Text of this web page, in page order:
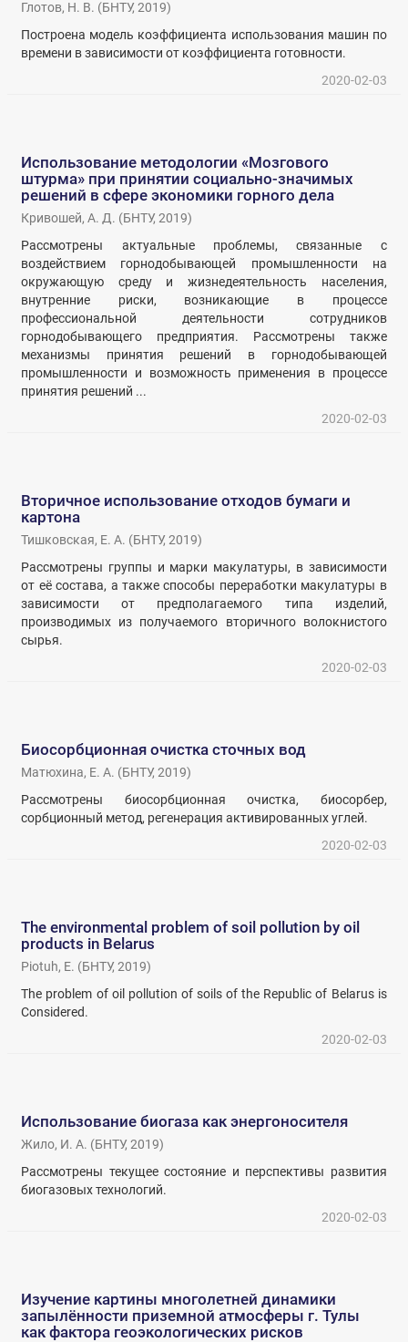
Глотов, Н. В. (БНТУ,2019)
Построена модель коэффициента использования машин по
времени в зависимости от коэффициента готовности.
2020-02-03
Использование методологии «Мозгового
штурма» при принятии социально-значимых
решений в сфере экономики горного дела
Кривошей, А. Д. (БНТУ,2019)
Рассмотрены актуальные проблемы, связанные с
воздействием горнодобывающей промышленности на
окружающую среду и жизнедеятельность населения,
внутренние риски, возникающие в процессе
профессиональной деятельности сотрудников
горнодобывающего предприятия. Рассмотрены также
механизмы принятия решений в горнодобывающей
промышленности и возможность применения в процессе
принятия решений ...
2020-02-03
Вторичное использование отходов бумаги и
картона
Тишковская, Е. А. (БНТУ,2019)
Рассмотрены группы и марки макулатуры, в зависимости
от её состава, а также способы переработки макулатуры в
зависимости от предполагаемого типа изделий,
производимых из получаемого вторичного волокнистого
сырья.
2020-02-03
Биосорбционная очистка сточных вод
Матюхина, Е. А. (БНТУ,2019)
Рассмотрены биосорбционная очистка, биосорбер,
сорбционный метод, регенерация активированных углей.
2020-02-03
The environmental problem of soil pollution by oil
products in Belarus
Piotuh, Е. (БНТУ,2019)
The problem of oil pollution of soils of the Republic of Belarus is
Considered.
2020-02-03
Использование биогаза как энергоносителя
Жило, И. А. (БНТУ,2019)
Рассмотрены текущее состояние и перспективы развития
биогазовых технологий.
2020-02-03
Изучение картины многолетней динамики
запылённости приземной атмосферы г. Тулы
как фактора геоэкологических рисков